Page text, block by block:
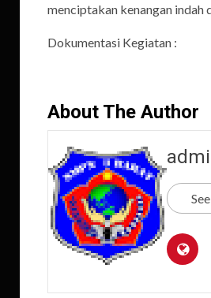
menciptakan kenangan indah
Dokumentasi Kegiatan :
About The Author